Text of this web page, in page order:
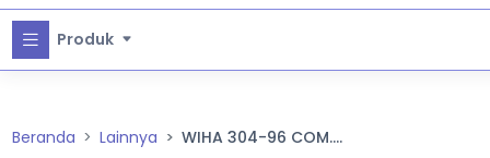
Produk
Beranda Lainnya WIHA 304-96 COM....